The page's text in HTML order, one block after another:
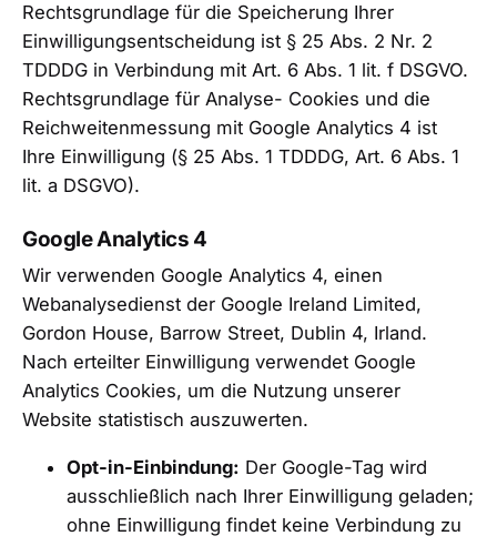
Rechtsgrundlage für die Speicherung Ihrer
Einwilligungsentscheidung ist § 25 Abs. 2 Nr. 2
TDDDG in Verbindung mit Art. 6 Abs. 1 lit. f DSGVO.
Rechtsgrundlage für Analyse- Cookies und die
Reichweitenmessung mit Google Analytics 4 ist
Ihre Einwilligung (§ 25 Abs. 1 TDDDG, Art. 6 Abs. 1
lit. a DSGVO).
Google Analytics 4
Wir verwenden Google Analytics 4, einen
Webanalysedienst der Google Ireland Limited,
Gordon House, Barrow Street, Dublin 4, Irland.
Nach erteilter Einwilligung verwendet Google
Analytics Cookies, um die Nutzung unserer
Website statistisch auszuwerten.
Opt-in-Einbindung: Der Google-Tag wird
ausschließlich nach Ihrer Einwilligung geladen;
ohne Einwilligung findet keine Verbindung zu